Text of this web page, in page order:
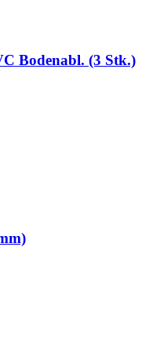
Bodenabl. (3 Stk.)